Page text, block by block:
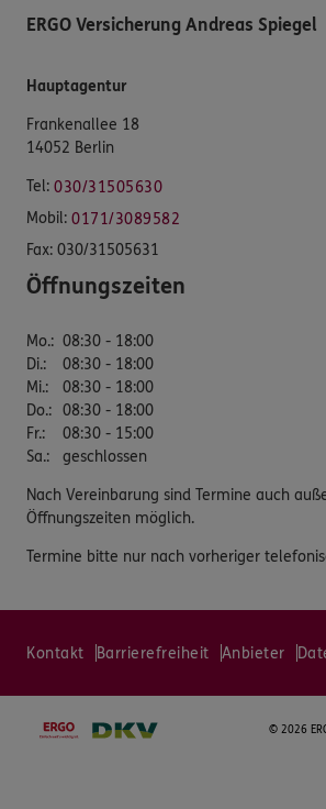
ERGO Versicherung Andreas Spiegel
Hauptagentur
Frankenallee 18
14052 Berlin
Tel: 030/31505630
Mobil: 0171/3089582
Fax: 030/31505631
Öffnungszeiten
Mo.: 08:30 - 18:00
Di.:
08:30 - 18:00
Mi.:
08:30 - 18:00
Do.: 08:30 - 18:00
Fr.:
08:30 - 15:00
Sa.: geschlossen
Nach Vereinbarung sind Termine auch
Öffnungszeiten möglich.
Termine bitte nur nach vorheriger
Kontakt Barrierefreiheit Anbieter
© 2026